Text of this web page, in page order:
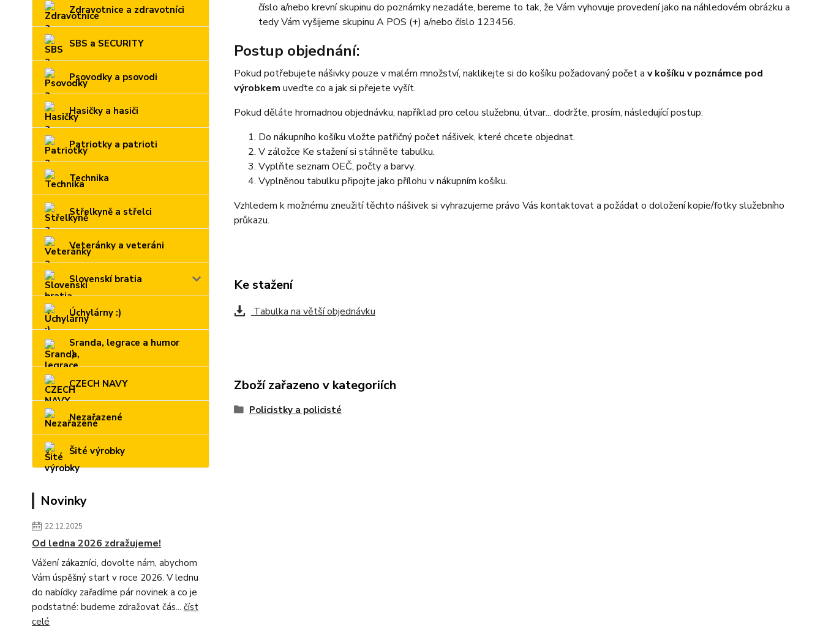
Zdravotnice a zdravotníci
SBS a SECURITY
Psovodky a psovodi
Hasičky a hasiči
Patriotky a patrioti
Technika
Střelkyně a střelci
Veteránky a veteráni
Slovenskí bratia
Úchylárny :)
Sranda, legrace a humor
:)
CZECH NAVY
Nezařazené
Šité výrobky
Novinky
22.12.2025
Od ledna 2026 zdražujeme!
Vážení zákazníci, dovolte nám, abychom
Vám úspěšný start v roce 2026. V lednu
do nabídky zařadíme pár novinek a co je
podstatné: budeme zdražovat čás... číst
celé
číslo a/nebo krevní skupinu do poznámky nezadáte, bereme to tak, že Vám vyhovuje provedení jako na náhledovém obrázku a
tedy Vám vyšijeme skupinu A POS (+) a/nebo číslo 123456.
Postup objednání:
Pokud potřebujete nášivky pouze v malém množství, naklikejte si do košíku požadovaný počet a v košíku v poznámce pod
výrobkem uveďte co a jak si přejete vyšít.
Pokud děláte hromadnou objednávku, například pro celou služebnu, útvar... dodržte, prosím, následující postup:
Do nákupního košíku vložte patřičný počet nášivek, které chcete objednat.
V záložce Ke stažení si stáhněte tabulku.
Vyplňte seznam OEČ, počty a barvy.
Vyplněnou tabulku připojte jako přílohu v nákupním košíku.
Vzhledem k možnému zneužití těchto nášivek si vyhrazujeme právo Vás kontaktovat a požádat o doložení kopie/fotky služebního
průkazu.
Ke stažení
Tabulka na větší objednávku
Zboží zařazeno v kategoriích
Policistky a policisté